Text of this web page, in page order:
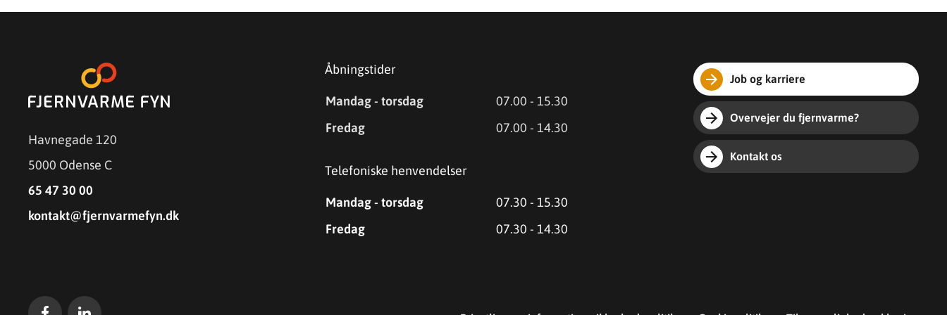
Havnegade 120
5000 Odense C
65 47 30 00
kontakt@fjernvarmefyn.dk
Åbningstider
Mandag - torsdag
07.00 - 15.30
Fredag
07.00 - 14.30
Telefoniske henvendelser
Mandag - torsdag
07.30 - 15.30
Fredag
07.30 - 14.30
Job og karriere
Overvejer du fjernvarme?
Kontakt os